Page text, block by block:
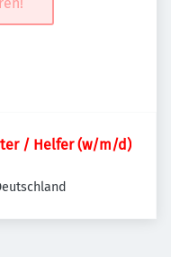
/ Helfer (w/m/d)